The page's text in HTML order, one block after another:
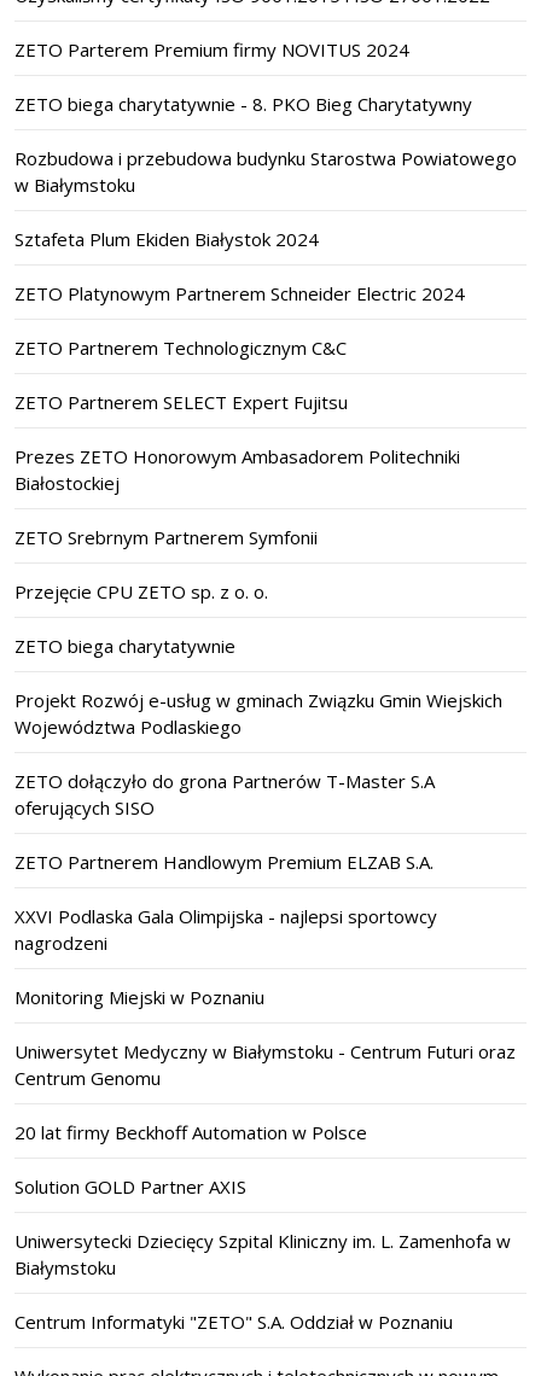
ZETO Parterem Premium firmy NOVITUS 2024
ZETO biega charytatywnie - 8. PKO Bieg Charytatywny
Rozbudowa i przebudowa budynku Starostwa Powiatowego
w Białymstoku
Sztafeta Plum Ekiden Białystok 2024
ZETO Platynowym Partnerem Schneider Electric 2024
ZETO Partnerem Technologicznym C&C
ZETO Partnerem SELECT Expert Fujitsu
Prezes ZETO Honorowym Ambasadorem Politechniki
Białostockiej
ZETO Srebrnym Partnerem Symfonii
Przejęcie CPU ZETO sp. z o. o.
ZETO biega charytatywnie
Projekt Rozwój e-usług w gminach Związku Gmin Wiejskich
Województwa Podlaskiego
ZETO dołączyło do grona Partnerów T-Master S.A
oferujących SISO
ZETO Partnerem Handlowym Premium ELZAB S.A.
XXVI Podlaska Gala Olimpijska - najlepsi sportowcy
nagrodzeni
Monitoring Miejski w Poznaniu
Uniwersytet Medyczny w Białymstoku - Centrum Futuri oraz
Centrum Genomu
20 lat firmy Beckhoff Automation w Polsce
Solution GOLD Partner AXIS
Uniwersytecki Dziecięcy Szpital Kliniczny im. L. Zamenhofa w
Białymstoku
Centrum Informatyki "ZETO" S.A. Oddział w Poznaniu